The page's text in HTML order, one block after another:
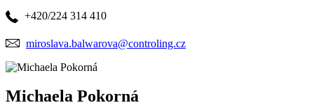
+420/224 314 410
miroslava.balwarova@controling.cz
Michaela Pokorná